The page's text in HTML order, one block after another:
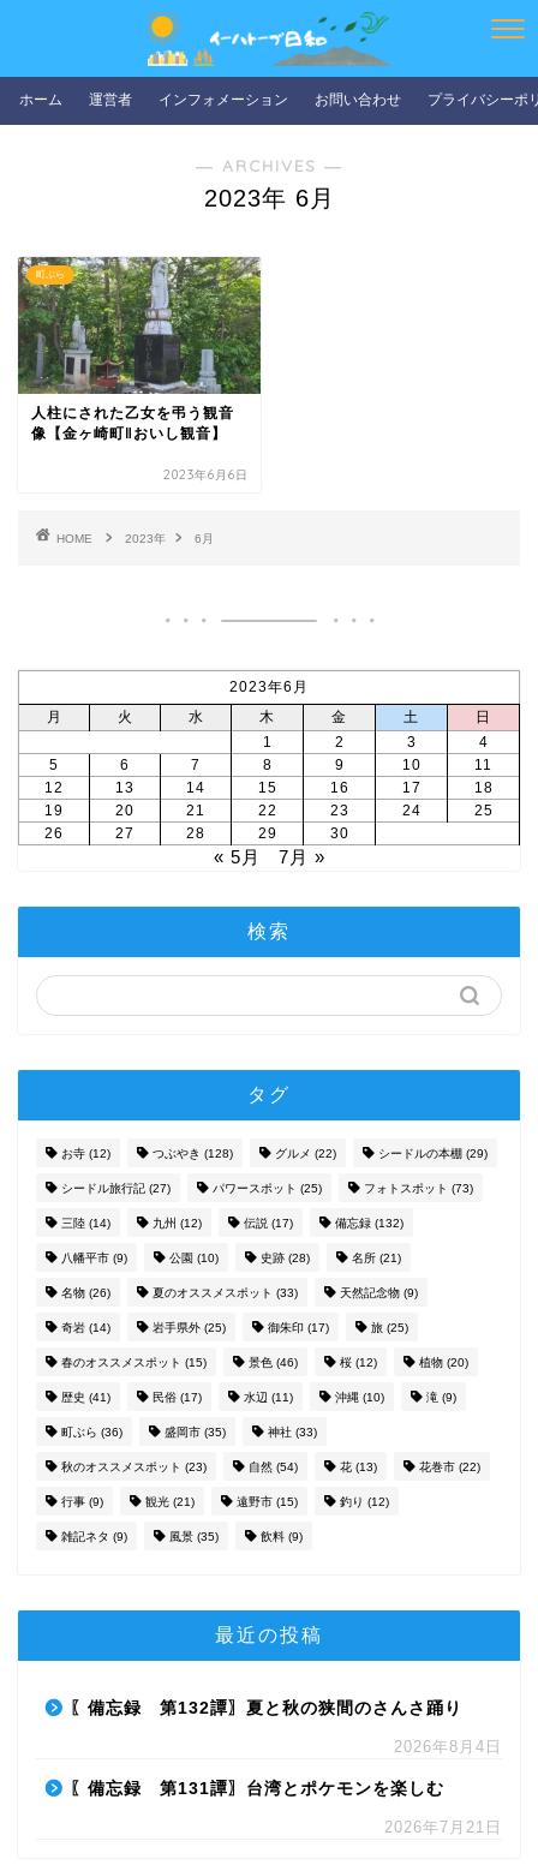
ホーム 運営者 インフォメーション お問い合わせ プライバシーポ
― ARCHIVES ―
2023年 6月
町ぶら
人柱にされた乙女を弔う観音
像【金ヶ崎町‖おいし観音】
2023年6月6日
HOME 2023年 6月
2023年6月
月
火 水 木 金 土
日
1
2 3
4
5
6 7 8 9 10
11
12
13 14 15 16 17
18
19
20 21 22 23 24
25
26
27 28 29 30
« 5月 7月 »
検索
タグ
お寺 (12) つぶやき (128) グルメ (22) シードルの本棚 (29)
シードル旅行記 (27) パワースポット (25) フォトスポット (73)
三陸 (14) 九州 (12) 伝説 (17) 備忘録 (132)
八幡平市 (9) 公園 (10) 史跡 (28) 名所 (21)
名物 (26) 夏のオススメスポット (33) 天然記念物 (9)
奇岩 (14) 岩手県外 (25) 御朱印 (17) 旅 (25)
春のオススメスポット (15) 景色 (46) 桜 (12) 植物 (20)
歴史 (41) 民俗 (17) 水辺 (11) 沖縄 (10) 滝 (9)
町ぶら (36) 盛岡市 (35) 神社 (33)
秋のオススメスポット (23) 自然 (54) 花 (13) 花巻市 (22)
行事 (9) 観光 (21) 遠野市 (15) 釣り (12)
雑記ネタ (9) 風景 (35) 飲料 (9)
最近の投稿
〖備忘録 第132譚〗夏と秋の狭間のさんさ踊り
2026年8月4日
〖備忘録 第131譚〗台湾とポケモンを楽しむ
2026年7月21日